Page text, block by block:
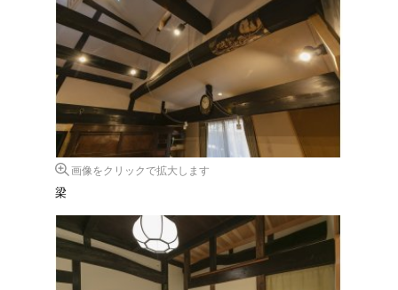
画像をクリックで拡大します
梁